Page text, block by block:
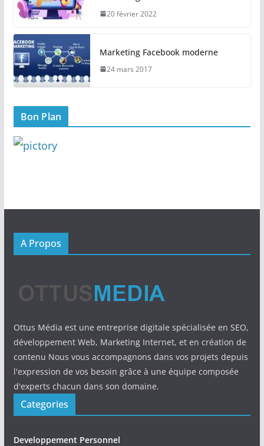
20 février 2022
Marketing Facebook moderne
24 mars 2017
Bon Plan
A Propos
Ottus Média est une entreprise digitale spécialisée en SEO,
développement Web, Marketing Internet, et en création de
contenu Nous vous accompagnons dans vos projets depuis
l'expression de vos besoin grâce à une équipe composée
d'experts chacun dans son domaine.
Categories
Developpement Personnel